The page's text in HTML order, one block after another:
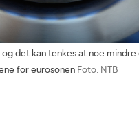
og det kan tenkes at noe
for eurosonen Foto: NTB